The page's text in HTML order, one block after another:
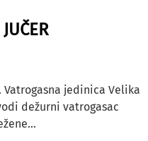
jedinica Velika
dežurni vatrogasac